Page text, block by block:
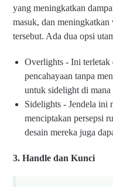
yang meningkatkan
masuk, dan meningkatkan
tersebut. Ada dua opsi
Overlights - Ini terletak
pencahayaan tanpa
untuk sidelight di mana
Sidelights - Jendela ini
menciptakan persepsi
desain mereka juga
3. Handle dan Kunci